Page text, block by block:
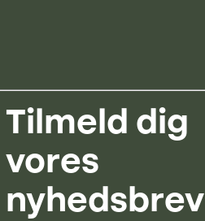
Tilmeld dig
vores
nyhedsbrev